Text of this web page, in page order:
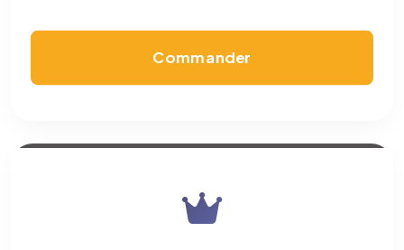
Commander